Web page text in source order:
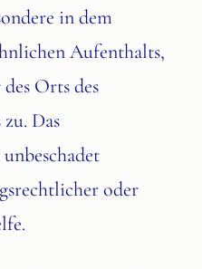
in dem
Aufenthalts,
Orts des
Das
oder